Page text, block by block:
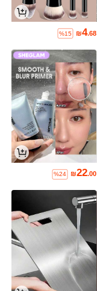
₪4.68
%15
₪22.00
%24